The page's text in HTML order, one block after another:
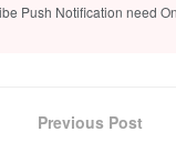
Push Notification need
Previous Post